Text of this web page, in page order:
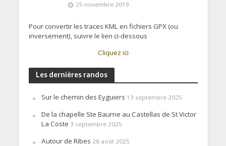
25 novembre 2019
Pour convertir les traces KML en fichiers GPX (ou
inversement), suivre le lien ci-dessous
Cliquez ici
Les dernières randos
Sur le chemin des Eyguiers 13 septembre 2025
De la chapelle Ste Baume au Castellas de St Victor
La Coste 3 septembre 2025
Autour de Ribes 28 août 2025